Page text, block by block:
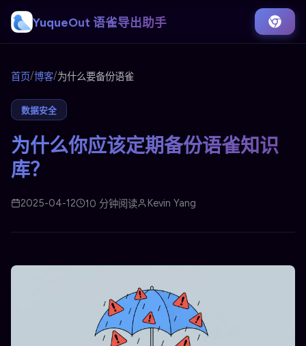
YuqueOut 语雀导出助手
首页/博客/为什么要备份语雀
数据安全
为什么你应该定期备份语雀知识
库？
2025-04-12 10 分钟阅读 Kevin Yang